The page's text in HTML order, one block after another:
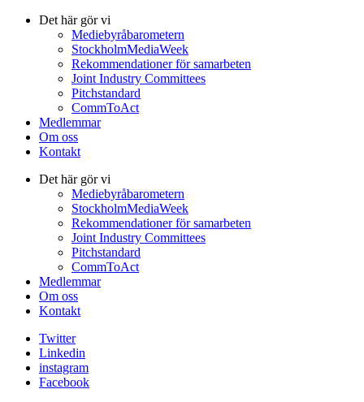
Det här gör vi
Mediebyråbarometern
StockholmMediaWeek
Rekommendationer för samarbeten
Joint Industry Committees
Pitchstandard
CommToAct
Medlemmar
Om oss
Kontakt
Det här gör vi
Mediebyråbarometern
StockholmMediaWeek
Rekommendationer för samarbeten
Joint Industry Committees
Pitchstandard
CommToAct
Medlemmar
Om oss
Kontakt
Twitter
Linkedin
instagram
Facebook